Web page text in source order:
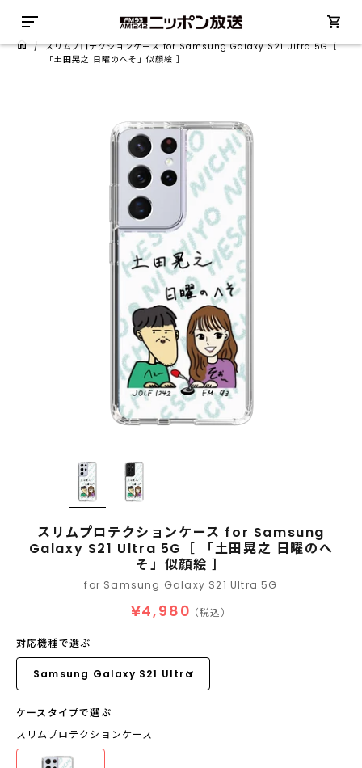
/スリムプロテクションケース for Samsung Galaxy S21 Ultra 5G［
「土田晃之 日曜のへそ」似顔絵 ］
スリムプロテクションケース for Samsung
Galaxy S21 Ultra 5G［ 「土田晃之 日曜のへ
そ」似顔絵 ］
for Samsung Galaxy S21 Ultra 5G
¥4,980（税込）
対応機種で選ぶ
ケースタイプで選ぶ
スリムプロテクションケース